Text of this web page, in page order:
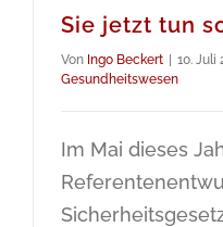
Sie jetzt tun
Von Ingo Beckert 10. Juli
Gesundheitswesen
Im Mai dieses